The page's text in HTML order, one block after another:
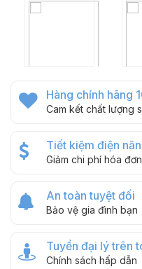
Hàng chính hãng
Cam kết chất lượng
Tiết kiệm điện
Giảm chi phí hóa
An toàn tuyệt đối
Bảo vệ gia đình bạn
Tuyển đại lý trên
Chính sách hấp dẫn